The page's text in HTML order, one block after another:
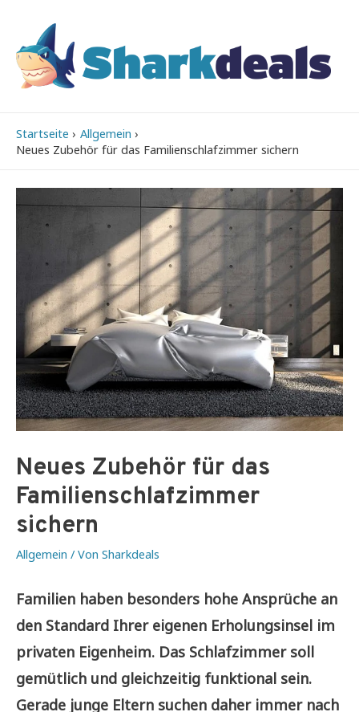
Startseite
Allgemein
Neues Zubehör für das Familienschlafzimmer sichern
Neues Zubehör für das
Familienschlafzimmer
sichern
Allgemein / Von Sharkdeals
Familien haben besonders hohe Ansprüche an
den Standard Ihrer eigenen Erholungsinsel im
privaten Eigenheim. Das Schlafzimmer soll
gemütlich und gleichzeitig funktional sein.
Gerade junge Eltern suchen daher immer nach